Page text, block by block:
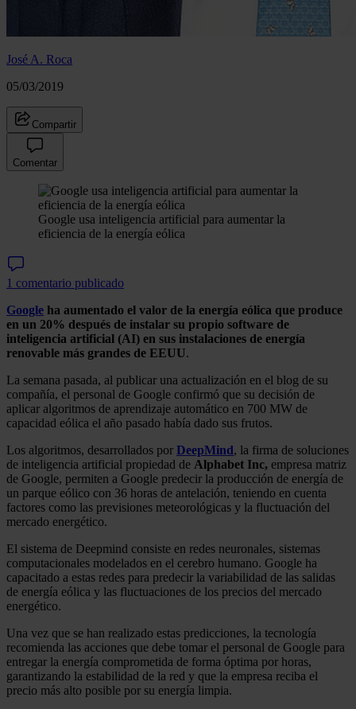
José A. Roca
05/03/2019
Compartir
Comentar
Google usa inteligencia artificial para aumentar la
eficiencia de la energía eólica
1 comentario publicado
Google ha aumentado el valor de la energía eólica que produce
en un 20% después de instalar su propio software de
inteligencia artificial (AI) en sus instalaciones de energía
renovable más grandes de EEUU.
La semana pasada, al publicar una actualización en el blog de su
compañía, el personal de Google confirmó que su decisión de
aplicar algoritmos de aprendizaje automático en 700 MW de
capacidad eólica el año pasado había dado sus frutos.
Los algoritmos, desarrollados por DeepMind, la firma de soluciones
de inteligencia artificial propiedad de Alphabet Inc, empresa matriz
de Google, permiten a Google predecir la producción de energía de
un parque eólico con 36 horas de antelación, teniendo en cuenta
factores como las previsiones meteorológicas y la fluctuación del
mercado energético.
El sistema de Deepmind consiste en redes neuronales, sistemas
computacionales modelados en el cerebro humano. Google ha
capacitado a estas redes para predecir la variabilidad de las salidas
de energía eólica y las fluctuaciones de los precios del mercado
energético.
Una vez que se han realizado estas predicciones, la tecnología
recomienda las acciones que debe tomar el personal de Google para
entregar la energía comprometida de forma óptima por horas,
garantizando la estabilidad de la red y que la empresa reciba el
precio más alto posible por su energía limpia.